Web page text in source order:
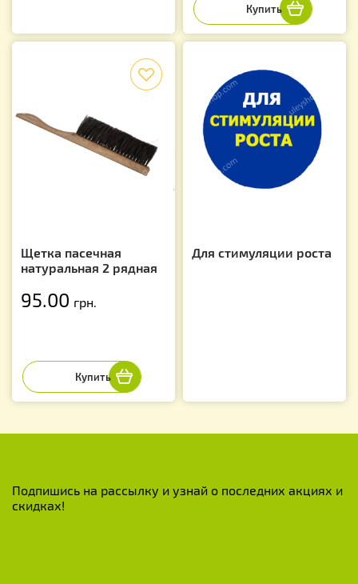
Щетка пасечная
натуральная 2 рядная
95.00 грн.
Для стимуляции роста
Подпишись на рассылку и узнай о последних акциях и
скидках!